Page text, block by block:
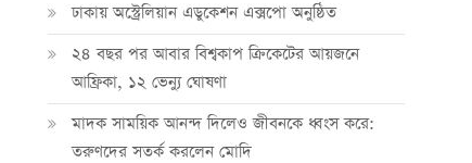
ঢাকায় অস্ট্রেলিয়ান এডুকেশন এক্সপো অনুষ্ঠিত
২৪ বছর পর আবার বিশ্বকাপ ক্রিকে‌টের আয়জনে
আফ্রিকা, ১২ ভেন্যু ঘোষণা
মাদক সাময়িক আনন্দ দিলেও জীবনকে ধ্বংস করে:
তরুণদের সতর্ক করলেন মোদি